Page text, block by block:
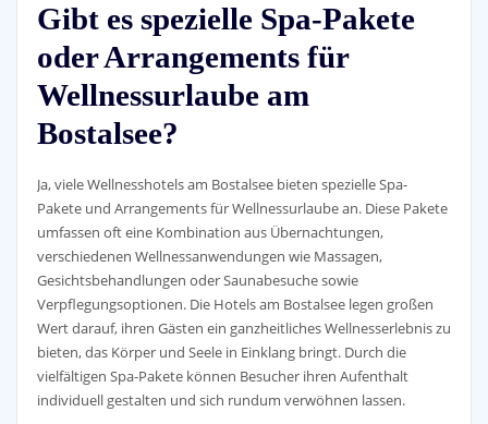
Gibt es spezielle Spa-Pakete
oder Arrangements für
Wellnessurlaube am
Bostalsee?
Ja, viele Wellnesshotels am Bostalsee bieten spezielle Spa-
Pakete und Arrangements für Wellnessurlaube an. Diese Pakete
umfassen oft eine Kombination aus Übernachtungen,
verschiedenen Wellnessanwendungen wie Massagen,
Gesichtsbehandlungen oder Saunabesuche sowie
Verpflegungsoptionen. Die Hotels am Bostalsee legen großen
Wert darauf, ihren Gästen ein ganzheitliches Wellnesserlebnis zu
bieten, das Körper und Seele in Einklang bringt. Durch die
vielfältigen Spa-Pakete können Besucher ihren Aufenthalt
individuell gestalten und sich rundum verwöhnen lassen.